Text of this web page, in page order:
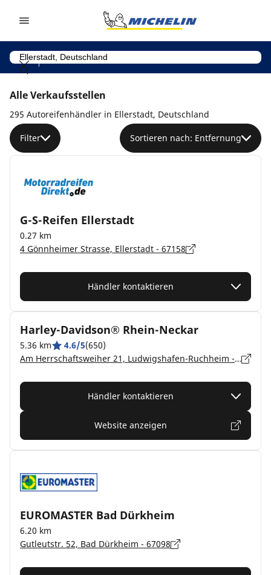
Alle Verkaufsstellen
295 Autoreifenhändler in Ellerstadt, Deutschland
Filter Sortieren nach: Entfernung
G-S-Reifen Ellerstadt
0.27 km
4 Gönnheimer Strasse, Ellerstadt - 67158
Händler kontaktieren
Harley-Davidson® Rhein-Neckar
5.36 km 4.6/5(650)
Am Herrschaftsweiher 21, Ludwigshafen-Ruchheim - 67071
Händler kontaktieren
Website anzeigen
EUROMASTER Bad Dürkheim
6.20 km
Gutleutstr. 52, Bad Dürkheim - 67098